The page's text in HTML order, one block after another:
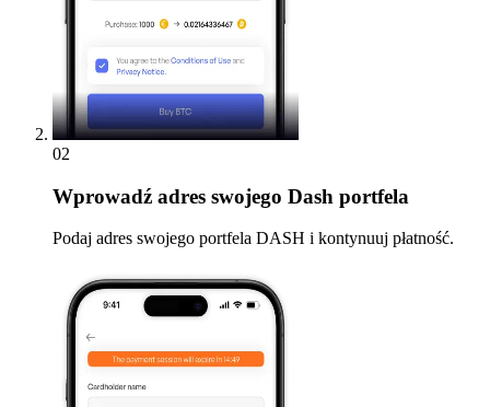
02
Wprowadź adres swojego Dash portfela
Podaj adres swojego portfela DASH i kontynuuj płatność.